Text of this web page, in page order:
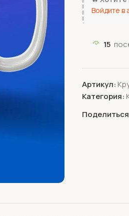
Войдите в
15
Артикул:
Категория: